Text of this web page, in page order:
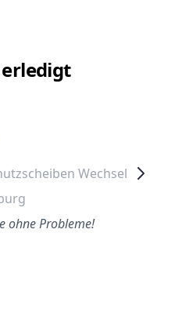
Wechsel
ohne Probleme!